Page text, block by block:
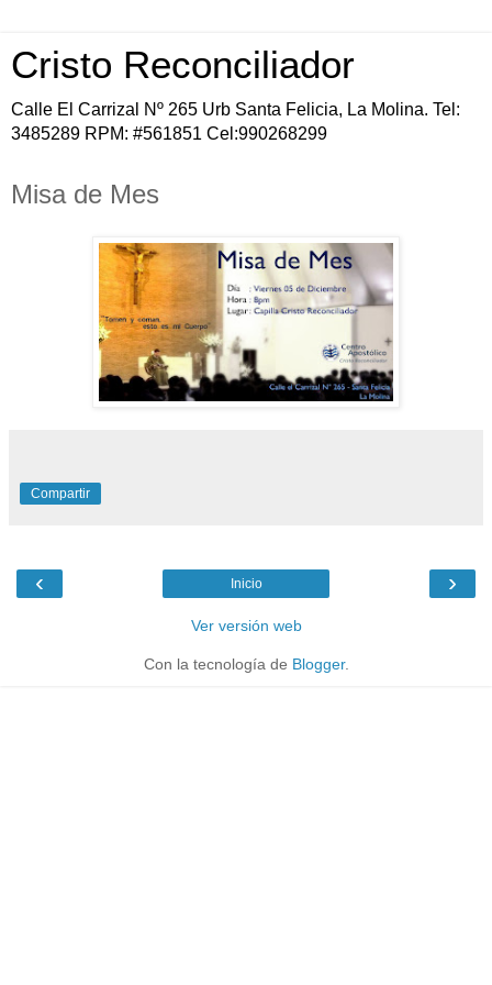
Cristo Reconciliador
Calle El Carrizal Nº 265 Urb Santa Felicia, La Molina. Tel:
3485289 RPM: #561851 Cel:990268299
Misa de Mes
Compartir
‹ ›
Inicio
Ver versión web
Con la tecnología de Blogger.